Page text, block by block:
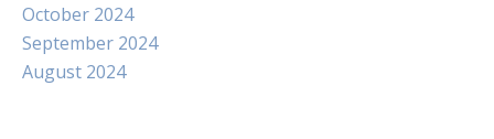
October 2024
September 2024
August 2024